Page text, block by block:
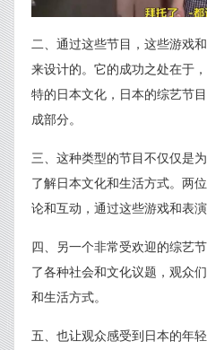
二、通过这些节目，这些游戏
来设计的。它的成功之处在于
特的日本文化，日本的综艺节
成部分。
三、这种类型的节目不仅仅是
了解日本文化和生活方式。两
论和互动，通过这些游戏和表演
四、另一个非常受欢迎的综艺
了各种社会和文化议题，观众
和生活方式。
五、也让观众感受到日本的年